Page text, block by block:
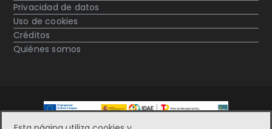
Privacidad de datos
Uso de cookies
Créditos
Quiénes somos